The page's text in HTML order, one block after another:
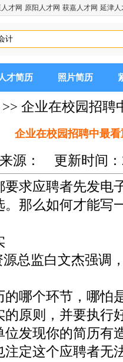
才网 原阳人才网 获嘉人才网 延津人
人才简历 照片简历
>> 企业在校园招聘
企业在校园招聘中最
来源： 更新时间：
求应聘者先发电
那么如何才能写
监白文杰强调
个环节，哪怕
原则，并要执行
发现你的简历有
定这个应聘者无